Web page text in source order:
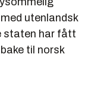
utenlandsk
staten har fått
til norsk